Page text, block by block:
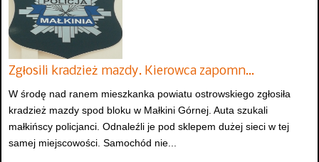
Zgłosili kradzież mazdy. Kierowca zapomn…
W środę nad ranem mieszkanka powiatu ostrowskiego zgłosiła
kradzież mazdy spod bloku w Małkini Górnej. Auta szukali
małkińscy policjanci. Odnaleźli je pod sklepem dużej sieci w tej
samej miejscowości. Samochód nie...